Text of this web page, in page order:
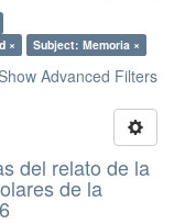
× Subject: Memoria ×
Advanced Filters
del relato de la
de la